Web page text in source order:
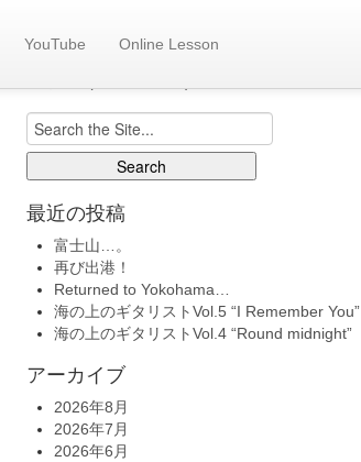
YouTube Online Lesson
旧いも日記へ
Search
for:
最近の投稿
富士山…。
再び出港！
Returned to Yokohama…
海の上のギタリストVol.5 “I Remember You”
海の上のギタリストVol.4 “Round midnight”
アーカイブ
2026年8月
2026年7月
2026年6月